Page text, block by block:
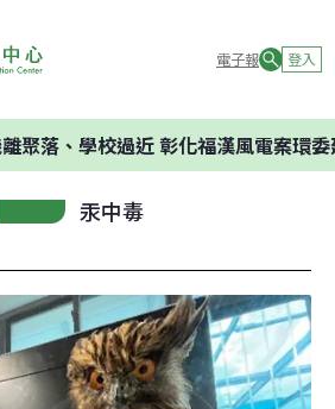
電子報 登入
、學校過近 彰化福漢風電案環委建議不
汞中毒